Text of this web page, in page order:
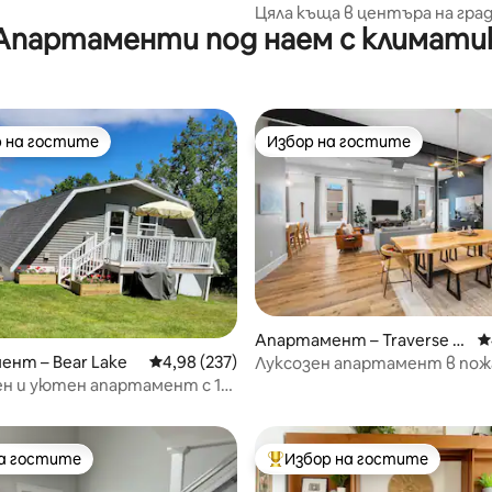
Цяла къща в центъра на
велосипеди за деца и
под наем с
5, 149 отзива
избор на гостите
на гостите
– Bear Lake Средна оценка: 4,98 от 5, 237 отзива
4,98 (237)
и уютен апартамент с 1
Избор на гостите
Избор на гостите
Апартамент – Traverse Ci
ty
Луксозен апартамент в
гостите
гостите Най-популярен избор на
Избор на гостите